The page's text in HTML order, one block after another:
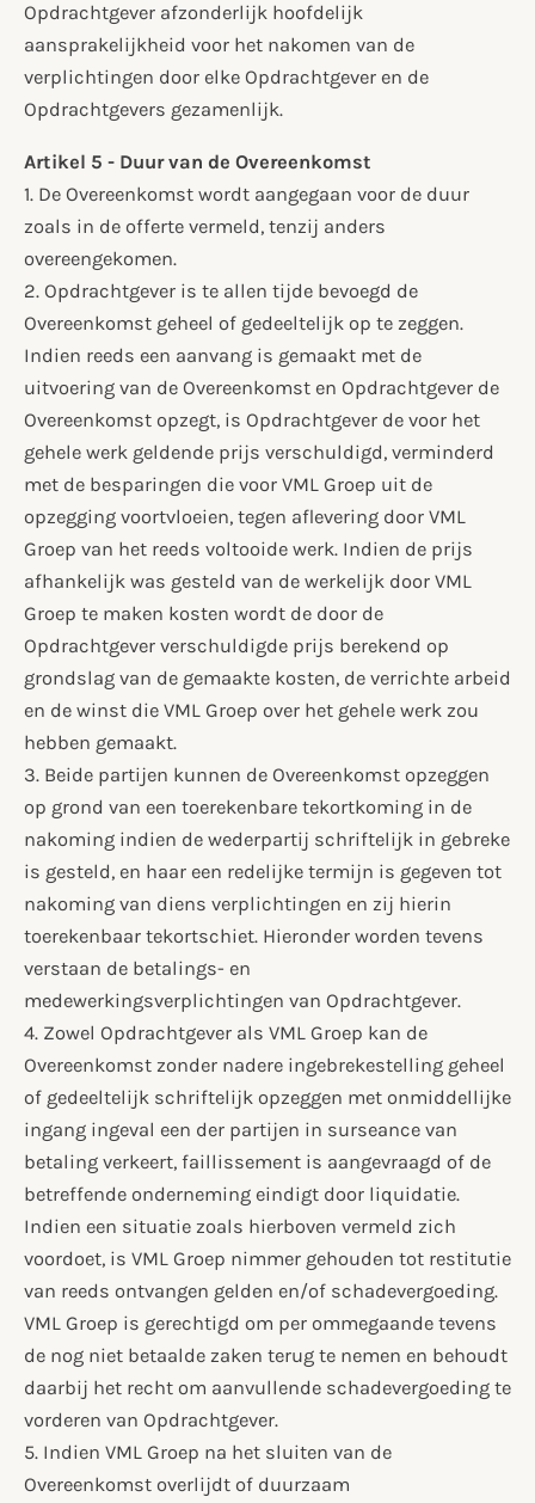
Opdrachtgever afzonderlijk hoofdelijk
aansprakelijkheid voor het nakomen van de
verplichtingen door elke Opdrachtgever en de
Opdrachtgevers gezamenlijk.
Artikel 5 - Duur van de Overeenkomst
1. De Overeenkomst wordt aangegaan voor de duur
zoals in de offerte vermeld, tenzij anders
overeengekomen.
2. Opdrachtgever is te allen tijde bevoegd de
Overeenkomst geheel of gedeeltelijk op te zeggen.
Indien reeds een aanvang is gemaakt met de
uitvoering van de Overeenkomst en Opdrachtgever de
Overeenkomst opzegt, is Opdrachtgever de voor het
gehele werk geldende prijs verschuldigd, verminderd
met de besparingen die voor VML Groep uit de
opzegging voortvloeien, tegen aflevering door VML
Groep van het reeds voltooide werk. Indien de prijs
afhankelijk was gesteld van de werkelijk door VML
Groep te maken kosten wordt de door de
Opdrachtgever verschuldigde prijs berekend op
grondslag van de gemaakte kosten, de verrichte arbeid
en de winst die VML Groep over het gehele werk zou
hebben gemaakt.
3. Beide partijen kunnen de Overeenkomst opzeggen
op grond van een toerekenbare tekortkoming in de
nakoming indien de wederpartij schriftelijk in gebreke
is gesteld, en haar een redelijke termijn is gegeven tot
nakoming van diens verplichtingen en zij hierin
toerekenbaar tekortschiet. Hieronder worden tevens
verstaan de betalings- en
medewerkingsverplichtingen van Opdrachtgever.
4. Zowel Opdrachtgever als VML Groep kan de
Overeenkomst zonder nadere ingebrekestelling geheel
of gedeeltelijk schriftelijk opzeggen met onmiddellijke
ingang ingeval een der partijen in surseance van
betaling verkeert, faillissement is aangevraagd of de
betreffende onderneming eindigt door liquidatie.
Indien een situatie zoals hierboven vermeld zich
voordoet, is VML Groep nimmer gehouden tot restitutie
van reeds ontvangen gelden en/of schadevergoeding.
VML Groep is gerechtigd om per ommegaande tevens
de nog niet betaalde zaken terug te nemen en behoudt
daarbij het recht om aanvullende schadevergoeding te
vorderen van Opdrachtgever.
5. Indien VML Groep na het sluiten van de
Overeenkomst overlijdt of duurzaam